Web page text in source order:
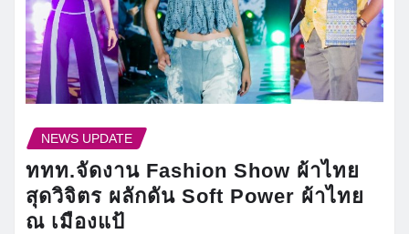
NEWS UPDATE
ททท.จัดงาน Fashion Show ผ้าไทย
สุดวิจิตร ผลักดัน Soft Power ผ้าไทย
ณ เมืองแป้